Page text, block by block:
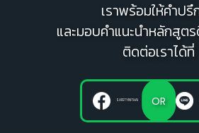
เราพร้อมให้คำปรึ
และมอบคำแนะนำหลักสูต
ติดต่อเราได้ที่
SAFETYINTHAI OR